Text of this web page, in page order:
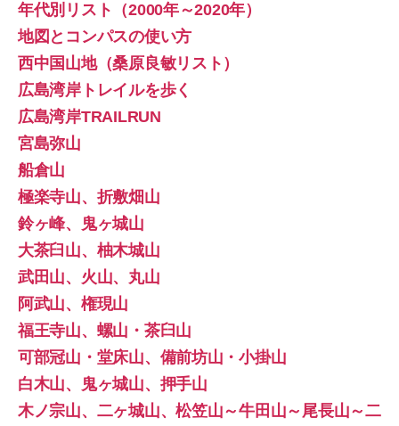
年代別リスト（2000年～2020年）
地図とコンパスの使い方
西中国山地（桑原良敏リスト）
広島湾岸トレイルを歩く
広島湾岸TRAILRUN
宮島弥山
船倉山
極楽寺山、折敷畑山
鈴ヶ峰、鬼ヶ城山
大茶臼山、柚木城山
武田山、火山、丸山
阿武山、権現山
福王寺山、螺山・茶臼山
可部冠山・堂床山、備前坊山・小掛山
白木山、鬼ヶ城山、押手山
木ノ宗山、二ヶ城山、松笠山～牛田山～尾長山～二